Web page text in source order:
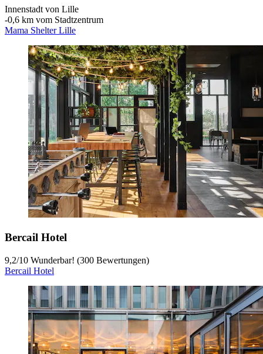
Innenstadt von Lille
‐0,6 km vom Stadtzentrum
Mama Shelter Lille
Bercail Hotel
9,2/10 Wunderbar! (300 Bewertungen)
Bercail Hotel